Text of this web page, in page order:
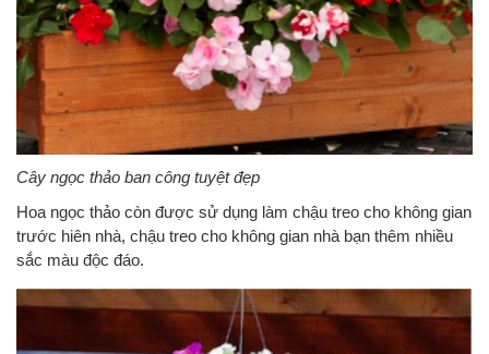
Cây ngọc thảo ban công tuyệt đẹp
Hoa ngọc thảo còn được sử dụng làm chậu treo cho không gian
trước hiên nhà, chậu treo cho không gian nhà bạn thêm nhiều
sắc màu độc đáo.